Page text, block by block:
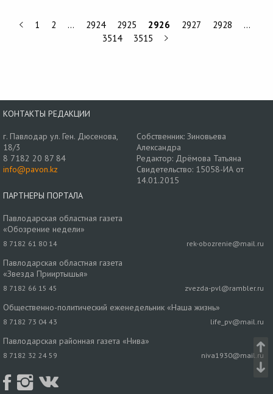
1 2 … 2924 2925 2926 2927 2928
…
3514
3515
КОНТАКТЫ РЕДАКЦИИ
г. Павлодар ул. Ген. Дюсенова,
18/3
8 7182 20 87 84
info@pavon.kz
Собственник: Зиновьева
Александра
Редактор: Дрёмова Татьяна
Свидетельство: 15058-ИА от
14.01.2015
ПАРТНЕРЫ ПОРТАЛА
Павлодарская областная газета
«Обозрение недели»
8 7182 61 80 14 rek-obozrenie@mail.ru
Павлодарская областная газета
«Звезда Прииртышья»
8 7182 66 15 45 zvezda-pvl@rambler.ru
Общественно-политический еженедельник «Наша жизнь»
8 7182 73 04 43 life_pv@mail.ru
Павлодарская районная газета «Нива»
8 7182 32 24 59 niva1930@mail.ru